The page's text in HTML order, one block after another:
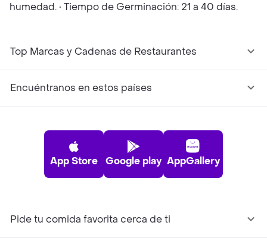
humedad. • Tiempo de Germinación: 21 a 40 días.
Top Marcas y Cadenas de Restaurantes
Encuéntranos en estos países
App Store Google play AppGallery
Pide tu comida favorita cerca de ti